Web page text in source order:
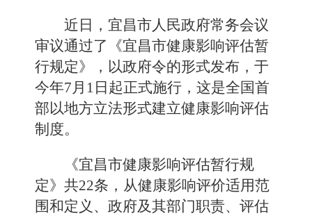
近日，宜昌市人民政府常务会议
审议通过了《宜昌市健康影响评估暂
行规定》，以政府令的形式发布，于
今年7月1日起正式施行，这是全国首
部以地方立法形式建立健康影响评估
制度。
《宜昌市健康影响评估暂行规
定》共22条，从健康影响评价适用范
围和定义、政府及其部门职责、评估